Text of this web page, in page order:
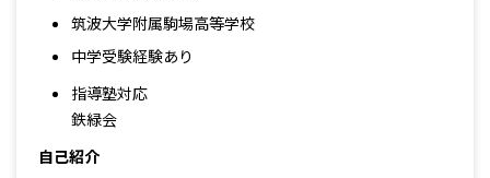
筑波大学附属駒場高等学校
中学受験経験あり
指導塾対応
鉄緑会
自己紹介